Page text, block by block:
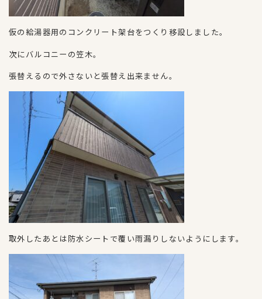
仮の給湯器用のコンクリート架台をつくり移設しました。
次にバルコニーの笠木。
張替えるので外さないと張替え出来ません。
取外したあとは防水シートで覆い雨漏りしないようにします。